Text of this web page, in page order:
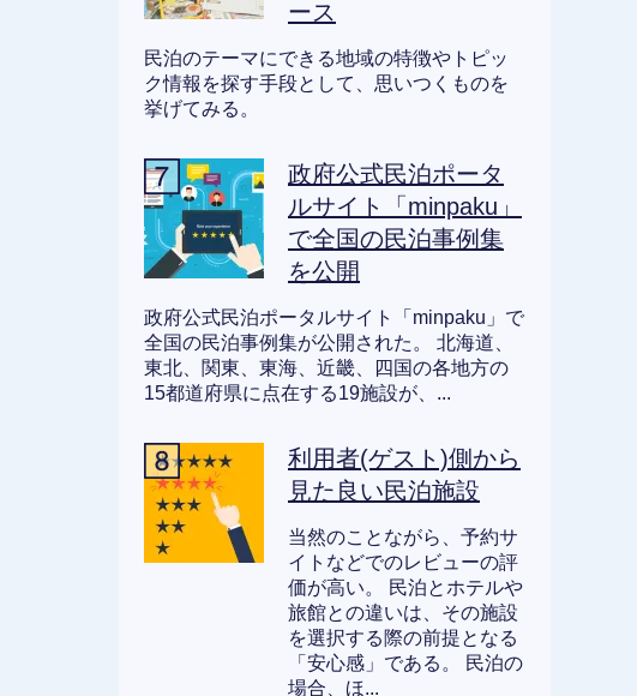
ース
民泊のテーマにできる地域の特徴やトピッ
ク情報を探す手段として、思いつくものを
挙げてみる。
政府公式民泊ポータ
ルサイト「minpaku」
で全国の民泊事例集
を公開
政府公式民泊ポータルサイト「minpaku」で
全国の民泊事例集が公開された。 北海道、
東北、関東、東海、近畿、四国の各地方の
15都道府県に点在する19施設が、...
利用者(ゲスト)側から
見た良い民泊施設
当然のことながら、予約サ
イトなどでのレビューの評
価が高い。 民泊とホテルや
旅館との違いは、その施設
を選択する際の前提となる
「安心感」である。 民泊の
場合、ほ...